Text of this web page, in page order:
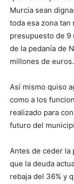
Murcia sean
toda esa zona tan
presupuesto de 9
de la pedanía de
millones de euros.
Así mismo quiso
como a los
realizado para
futuro del
Antes de ceder la
que la deuda
rebaja del 36% y